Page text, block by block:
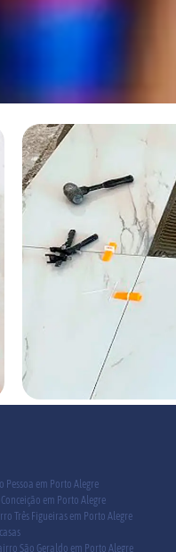
Pessoa em Porto Alegre
em Porto Alegre
Três Figueiras em Porto Alegre
São Geraldo em Porto Alegre